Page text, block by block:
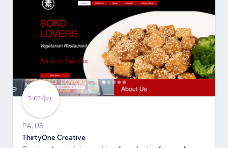
PA, US
ThirtyOne Creative